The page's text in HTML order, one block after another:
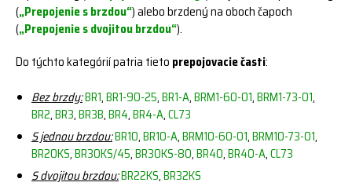
(„Prepojenie s brzdou“) alebo brzdený na oboch čapoch
(„Prepojenie s dvojitou brzdou“).
Do týchto kategórií patria tieto prepojovacie časti:
Bez brzdy:BR1,BR1-90-25,BR1-A,BRM1-60-01,BRM1-73-01,
BR2,BR3,BR3B,BR4,BR4-A,CL73
S jednou brzdou:BR10,BR10-A,BRM10-60-01,BRM10-73-01,
BR20KS,BR30KS/45,BR30KS-80,BR40,BR40-A,CL73
S dvojitou brzdou:BR22KS,BR32KS